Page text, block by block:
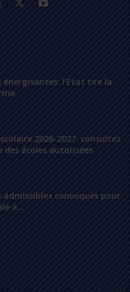
énergisantes: l’État tire la
2026-2027: consultez
des écoles autorisées
admissibles convoqués pour
à...